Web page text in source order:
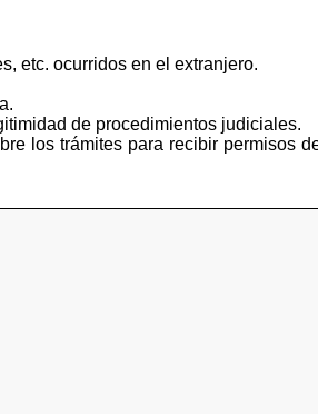
etc. ocurridos en el extranjero.
de procedimientos judiciales.
los trámites para recibir permisos